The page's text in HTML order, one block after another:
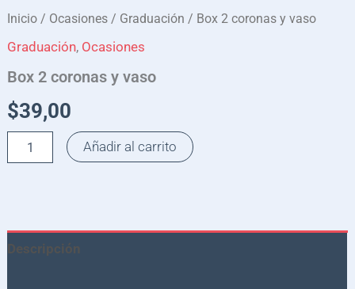
Inicio / Ocasiones / Graduación / Box 2 coronas y vaso
Graduación, Ocasiones
Box 2 coronas y vaso
$39,00
Añadir al carrito
Descripción